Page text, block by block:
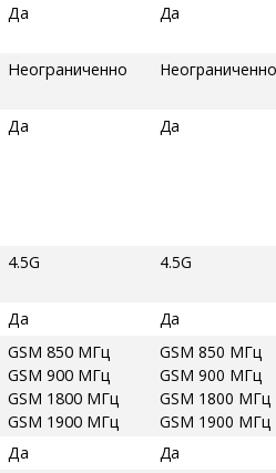
Да Да
Неограниченно Неограниченно
Да Да
4.5G 4.5G
Да
Да
GSM 850 МГц
GSM 900 МГц
GSM 1800 МГц
GSM 1900 МГц
GSM 850 МГц
GSM 900 МГц
GSM 1800 МГц
GSM 1900 МГц
Да
Да